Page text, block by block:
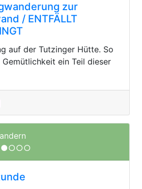
zur
/ ENTFÄLLT
auf der Tutzinger Hütte. So
Gemütlichkeit ein Teil dieser